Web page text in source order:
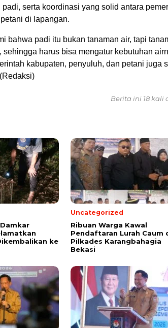
serta koordinasi yang solid antara
di lapangan.
bahwa padi itu bukan tanaman air, tapi
sehingga harus bisa mengatur kebutuhan
kabupaten, penyuluh, dan petani juga
Berita ini 18 kali
ke
Uncategorized
Ribuan Warga Kawal
Pendaftaran Lurah Caum
Pilkades Karangbahagia
Bekasi